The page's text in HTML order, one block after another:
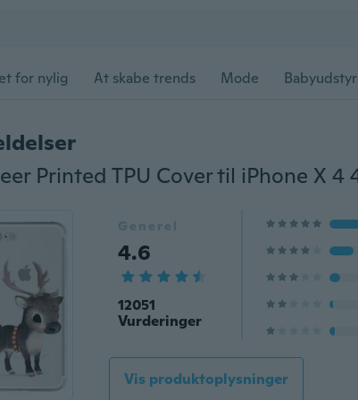
for nylig At skabe trends Mode Babyudstyr
Generel
4.6
12051
Vurderinger
Vis produktoplysninger